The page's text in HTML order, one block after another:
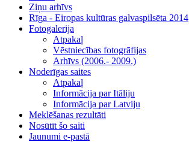
Ziņu arhīvs
Rīga - Eiropas kultūras galvaspilsēta 2014
Fotogalerija
Atpakaļ
Vēstniecības fotogrāfijas
Arhīvs (2006.- 2009.)
Noderīgas saites
Atpakaļ
Informācija par Itāliju
Informācija par Latviju
Meklēšanas rezultāti
Nosūtīt šo saiti
Jaunumi e-pastā